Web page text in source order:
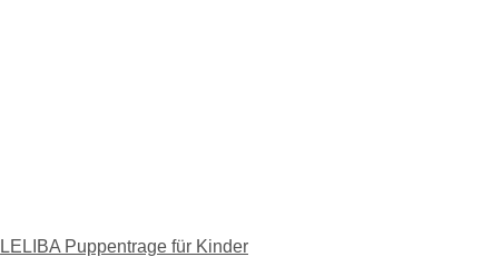
LELIBA Puppentrage für Kinder